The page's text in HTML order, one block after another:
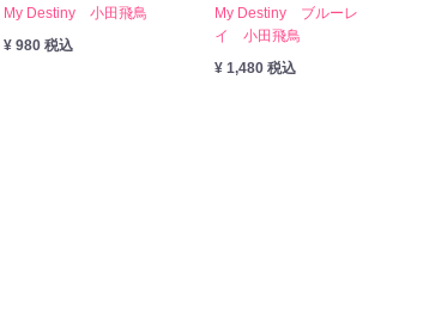
My Destiny 小田飛鳥
¥ 980 税込
My Destiny ブルーレ
イ 小田飛鳥
¥ 1,480 税込